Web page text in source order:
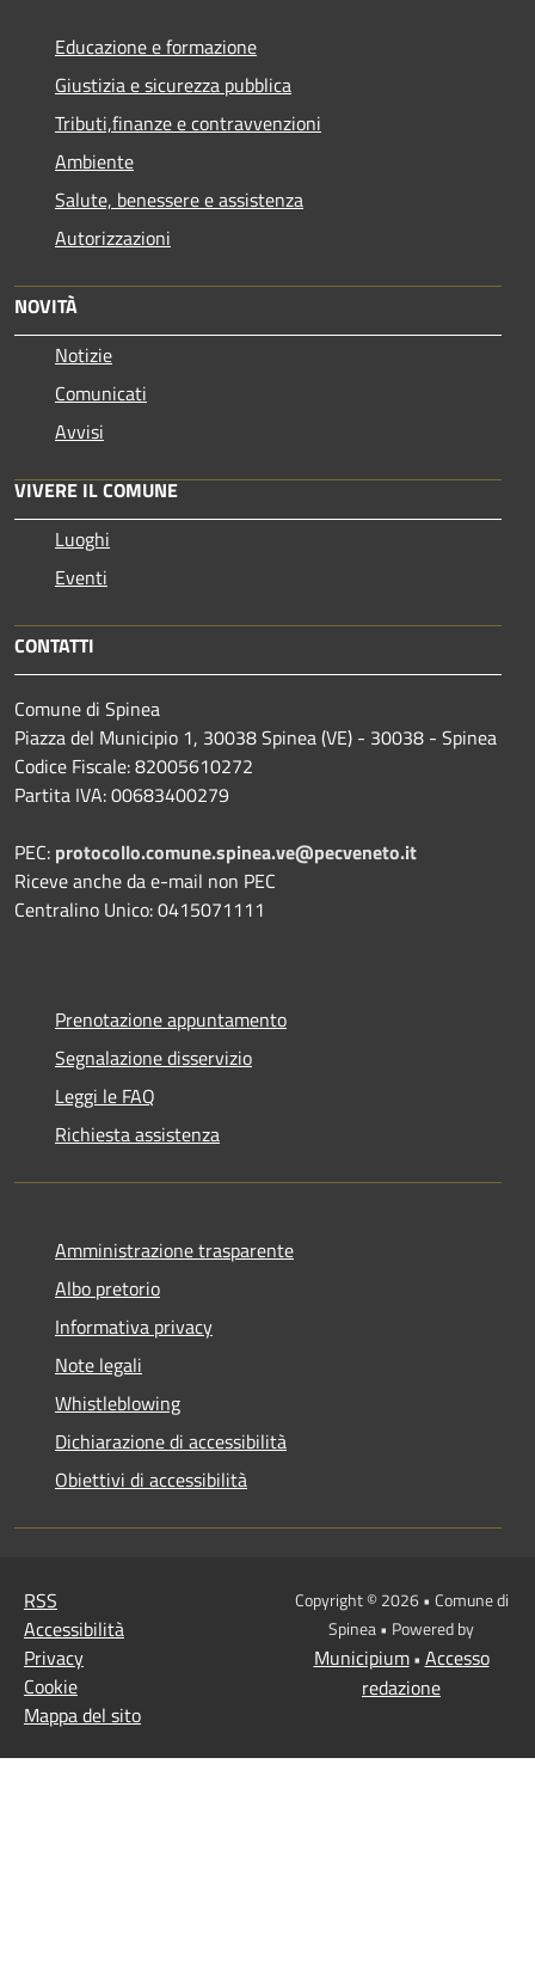
Educazione e formazione
Giustizia e sicurezza pubblica
Tributi,finanze e contravvenzioni
Ambiente
Salute, benessere e assistenza
Autorizzazioni
NOVITÀ
Notizie
Comunicati
Avvisi
VIVERE IL COMUNE
Luoghi
Eventi
CONTATTI
Comune di Spinea
Piazza del Municipio 1, 30038 Spinea (VE) - 30038 - Spinea
Codice Fiscale: 82005610272
Partita IVA: 00683400279
PEC: protocollo.comune.spinea.ve@pecveneto.it
Riceve anche da e-mail non PEC
Centralino Unico: 0415071111
Prenotazione appuntamento
Segnalazione disservizio
Leggi le FAQ
Richiesta assistenza
Amministrazione trasparente
Albo pretorio
Informativa privacy
Note legali
Whistleblowing
Dichiarazione di accessibilità
Obiettivi di accessibilità
RSS
Accessibilità
Privacy
Cookie
Mappa del sito
Copyright © 2026 • Comune di
Spinea • Powered by
Municipium• Accesso
redazione